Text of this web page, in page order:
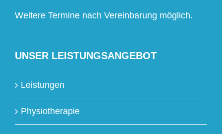
Weitere Termine nach Vereinbarung möglich.
UNSER LEISTUNGSANGEBOT
Leistungen
Physiotherapie